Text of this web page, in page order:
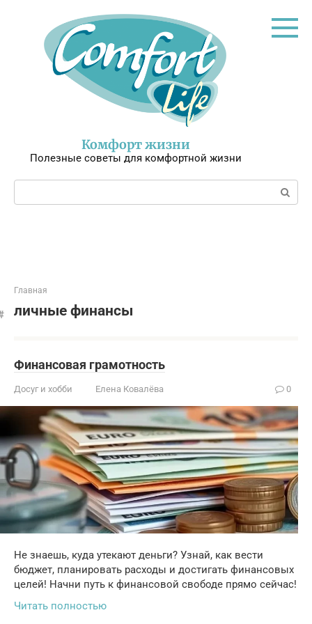
Комфорт жизни
Полезные советы для комфортной жизни
Поиск:
Главная
личные финансы
Финансовая грамотность
Досуг и хобби Елена Ковалёва 0
Не знаешь, куда утекают деньги? Узнай, как вести
бюджет, планировать расходы и достигать финансовых
целей! Начни путь к финансовой свободе прямо сейчас!
Читать полностью